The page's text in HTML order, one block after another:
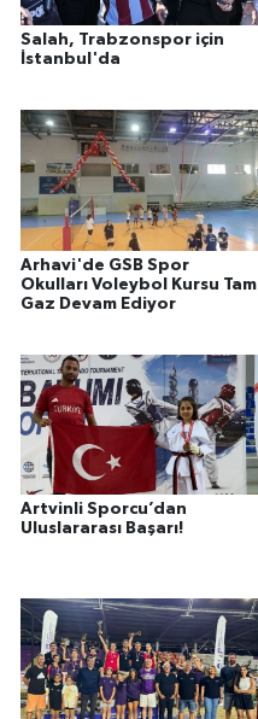
Salah, Trabzonspor için
İstanbul'da
Arhavi'de GSB Spor
Okulları Voleybol Kursu Tam
Gaz Devam Ediyor
Artvinli Sporcu’dan
Uluslararası Başarı!